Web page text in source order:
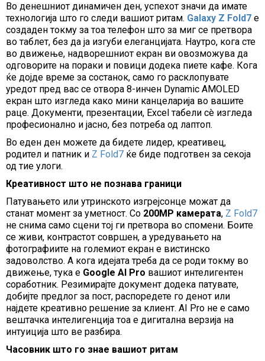
Во денешниот динамичен ден, успехот значи да имате
технологија што го следи вашиот ритам. Galaxy Z Fold7 е
создаден токму за тоа телефон што за миг се претвора
во таблет, без да ја изгуби елеганцијата. Наутро, кога сте
во движење, надворешниот екран ви овозможува да
одговорите на пораки и повици додека пиете кафе. Кога
ќе дојде време за состанок, само го расклопувате
уредот пред вас се отвора 8-инчен Dynamic AMOLED
екран што изгледа како мини канцеларија во вашите
раце. Документи, презентации, Excel табели сè изгледа
професионално и јасно, без потреба од лаптоп.
Во еден ден можете да бидете лидер, креативец,
родител и патник и Z Fold7 ќе биде подготвен за секоја
од тие улоги.
Креативност што не познава граници
Патувањето или утринското изгрејсонце можат да
станат момент за уметност. Со 200MP камерата, Z Fold7
не снима само сцени тој ги претвора во спомени. Боите
се живи, контрастот совршен, а уредувањето на
фотографиите на големиот екран е вистинско
задоволство. А кога идејата треба да се роди токму во
движење, тука е Google AI Pro вашиот интелигентен
соработник. Резимирајте документ додека патувате,
добијте предлог за пост, распоредете го денот или
најдете креативно решение за клиент. AI Pro не е само
вештачка интелигенција тоа е дигитална верзија на
интуиција што ве разбира.
Часовник што го знае вашиот ритам